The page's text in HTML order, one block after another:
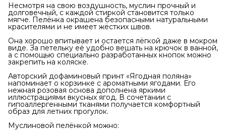
Несмотря на свою воздушность, муслин прочный и
долговечный, с каждой стиркой становится только
мягче. Пелёнка окрашена безопасными натуральными
красителями и не имеет жёстких швов.
Она хорошо впитывает и остается лёгкой даже в мокром
виде. За петельку её удобно вешать на крючок в ванной,
а с помощью специально разработанных кнопок можно
закрепить на коляске.
Авторский дофаминовый принт «Ягодная поляна»
напоминает о корзинке с ароматными ягодами. Его
нежная розовая основа дополнена яркими
иллюстрациями вкусных ягод. В сочетании с
гипоаллергенными тканями получается комфортный
образ для летних прогулок.
Муслиновой пелёнкой можно: